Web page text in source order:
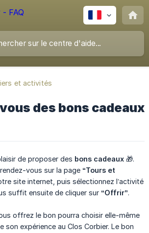
et activités
des bons cadeaux
de proposer des bons cadeaux 🎁.
vous sur la page “Tours et
site internet, puis sélectionnez l’activité
suffit ensuite de cliquer sur “Offrir”.
offrez le bon pourra choisir elle-même
son expérience au Clos Corbier. Le bon